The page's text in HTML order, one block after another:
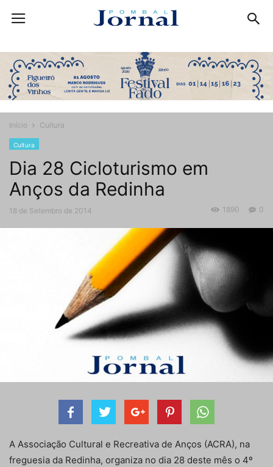
Início Cultura
Cultura
Dia 28 Cicloturismo em
Anços da Redinha
18 de Setembro de 2014 0
1890
A Associação Cultural e Recreativa de Anços (ACRA), na
freguesia da Redinha, organiza no dia 28 deste mês o 4º